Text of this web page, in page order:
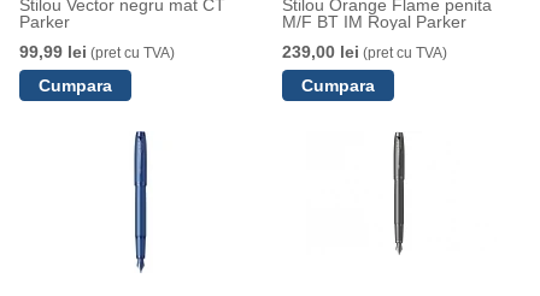
Stilou Vector negru mat CT
Parker
99,99 lei (pret cu TVA)
Stilou Orange Flame penita
M/F BT IM Royal Parker
239,00 lei (pret cu TVA)